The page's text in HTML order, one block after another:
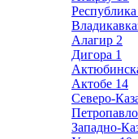
Алагир 2
Дигора 1
Актобе 14
Северо-
Западно-